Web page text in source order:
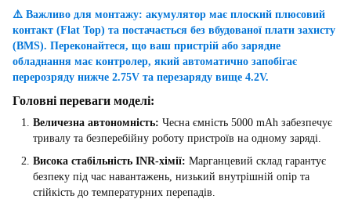
⚠️ Важливо для монтажу: акумулятор має плоский плюсовий
контакт (Flat Top) та постачається без вбудованої плати захисту
(BMS). Переконайтеся, що ваш пристрій або зарядне
обладнання має контролер, який автоматично запобігає
перерозряду нижче 2.75V та перезаряду вище 4.2V.
Головні переваги моделі:
Величезна автономність: Чесна ємність 5000 mAh забезпечує
тривалу та безперебійну роботу пристроїв на одному заряді.
Висока стабільність INR-хімії: Марганцевий склад гарантує
безпеку під час навантажень, низький внутрішній опір та
стійкість до температурних перепадів.